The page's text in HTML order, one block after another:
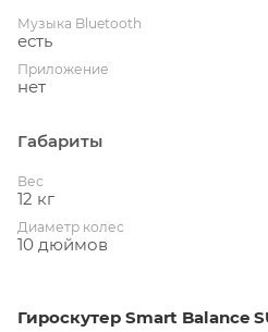
Музыка Bluetooth
есть
Приложение
нет
Габариты
Вес
12 кг
Диаметр колес
10 дюймов
Гироскутер Smart Balance